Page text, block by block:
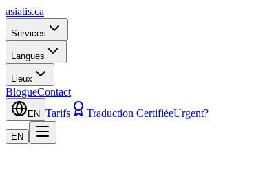
asiatis.ca
Services
Langues
Lieux
BlogueContact
EN Tarifs Traduction CertifiéeUrgent?
EN